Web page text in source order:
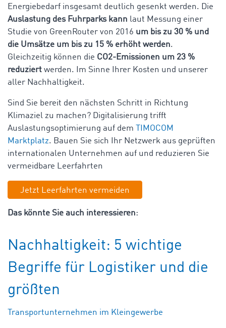
Energiebedarf insgesamt deutlich gesenkt werden. Die
Auslastung des Fuhrparks kann laut Messung einer
Studie von GreenRouter von 2016 um bis zu 30 % und
die Umsätze um bis zu 15 % erhöht werden.
Gleichzeitig können die CO2-Emissionen um 23 %
reduziert werden. Im Sinne Ihrer Kosten und unserer
aller Nachhaltigkeit.
Sind Sie bereit den nächsten Schritt in Richtung
Klimaziel zu machen? Digitalisierung trifft
Auslastungsoptimierung auf dem
TIMOCOM
Marktplatz. Bauen Sie sich Ihr Netzwerk aus geprüften
internationalen Unternehmen auf und reduzieren Sie
vermeidbare Leerfahrten
Jetzt Leerfahrten vermeiden
Das könnte Sie auch interessieren:
Nachhaltigkeit: 5 wichtige
Begriffe für Logistiker und die
größten
Transportunternehmen im Kleingewerbe